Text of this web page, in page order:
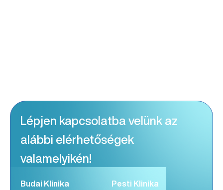
Lépjen kapcsolatba velünk az
alábbi elérhetőségek
valamelyikén!
Budai Klinika Pesti Klinika